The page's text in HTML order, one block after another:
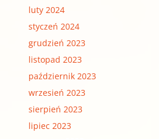
luty 2024
styczeń 2024
grudzień 2023
listopad 2023
październik 2023
wrzesień 2023
sierpień 2023
lipiec 2023